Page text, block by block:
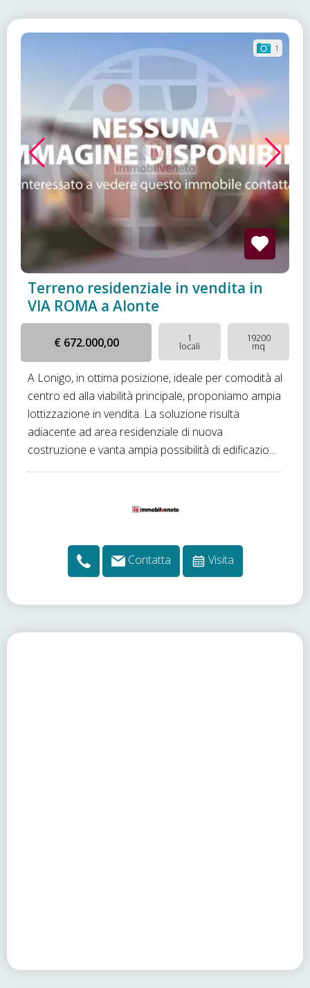
1
Terreno residenziale in vendita in
VIA ROMA a Alonte
€ 672.000,00 1
locali
19200
mq
A Lonigo, in ottima posizione, ideale per comodità al
centro ed alla viabilità principale, proponiamo ampia
lottizzazione in vendita. La soluzione risulta
adiacente ad area residenziale di nuova
costruzione e vanta ampia possibilità di edificazio...
Contatta Visita